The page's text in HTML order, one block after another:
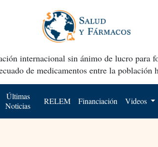
internacional sin ánimo de lucro para
de medicamentos entre la población
Últimas
Noticias
RELEM Financiación Videos